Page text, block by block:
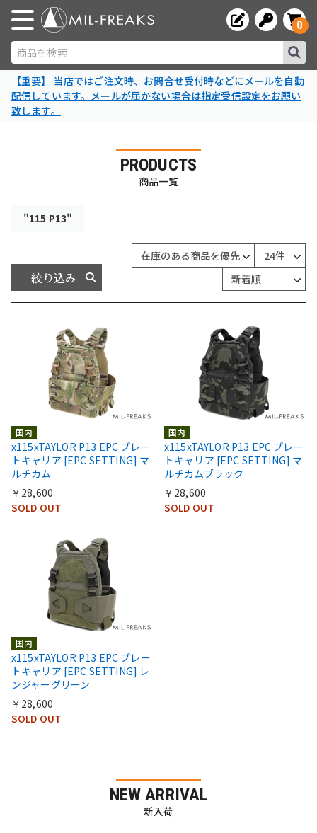
商品を検索
0
【重要】 当店ではご注文時、お問合せ受付時などにメールを自動
配信しています。メールが届かない場合は指定受信設定をお願い
致します。
PRODUCTS
商品一覧
"115 P13"
絞り込み
国内
x115xTAYLOR P13 EPC プレー
トキャリア [EPC SETTING] マ
ルチカム
￥28,600
SOLD OUT
国内
x115xTAYLOR P13 EPC プレー
トキャリア [EPC SETTING] マ
ルチカムブラック
￥28,600
SOLD OUT
国内
x115xTAYLOR P13 EPC プレー
トキャリア [EPC SETTING] レ
ンジャーグリーン
￥28,600
SOLD OUT
NEW ARRIVAL
新入荷